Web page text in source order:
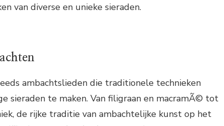
van diverse en unieke sieraden.
ambachtslieden die traditionele technieken
sieraden te maken. Van filigraan en macramÃ© tot
de rijke traditie van ambachtelijke kunst op het